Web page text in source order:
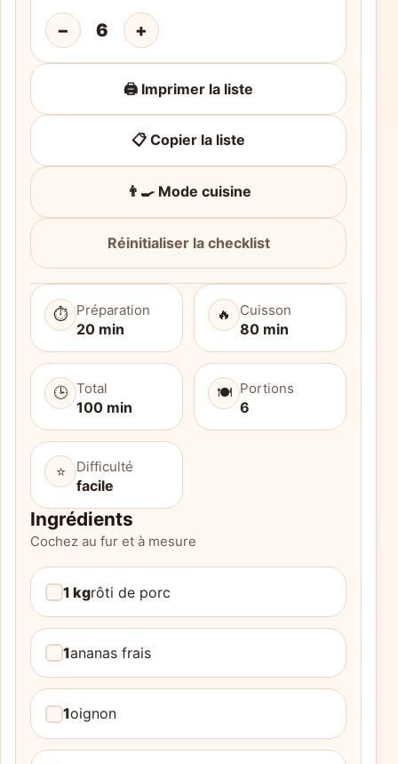
− 6 +
🖨️ Imprimer la liste
📋 Copier la liste
👨‍🍳 Mode cuisine
Réinitialiser la checklist
⏱️ Préparation
20 min
🔥 Cuisson
80 min
🕒 Total
100 min
🍽️ Portions
6
⭐ Difficulté
facile
Ingrédients
Cochez au fur et à mesure
1 kgrôti de porc
1ananas frais
1oignon